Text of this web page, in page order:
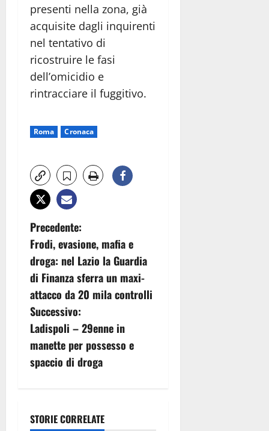
presenti nella zona, già
acquisite dagli inquirenti
nel tentativo di
ricostruire le fasi
dell’omicidio e
rintracciare il fuggitivo.
Roma Cronaca
N
a
v
i
g
a
Precedente:
Frodi, evasione, mafia e
droga: nel Lazio la Guardia
di Finanza sferra un maxi-
attacco da 20 mila controlli
Successivo:
Ladispoli – 29enne in
manette per possesso e
spaccio di droga
STORIE CORRELATE